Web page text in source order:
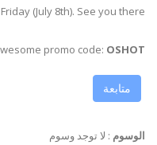
(July 8th). See you there!
promo code: OSHOT
متابعة
الوسوم : لا توجد وسوم